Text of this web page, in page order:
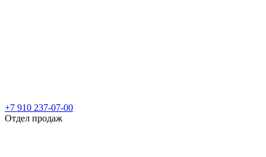
+7 910 237-07-00
Отдел продаж